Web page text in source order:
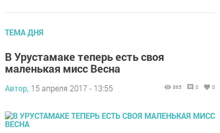
ТЕМА ДНЯ
В Урустамаке теперь есть своя
маленькая мисс Весна
Автор, 15 апреля 2017 - 13:55 865 0 0